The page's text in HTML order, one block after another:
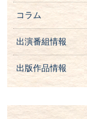
コラム
出演番組情報
出版作品情報